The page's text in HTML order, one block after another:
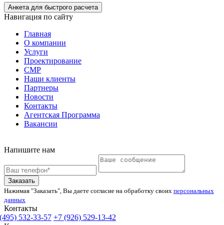
Анкета для быстрого расчета
Навигация по сайту
Главная
О компании
Услуги
Проектирование
СМР
Наши клиенты
Партнеры
Новости
Контакты
Агентская Программа
Вакансии
Напишите нам
Заказать
Нажимая "Заказать", Вы даете согласие на обработку своих персональных
данных
Контакты
532-33-57 +7 (926) 529-13-42